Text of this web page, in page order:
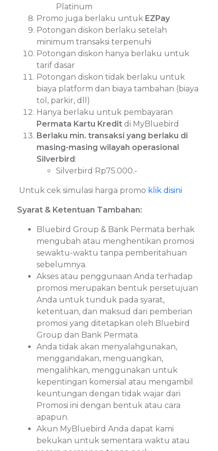
Platinum
Promo juga berlaku untuk EZPay
Potongan diskon berlaku setelah
minimum transaksi terpenuhi
⁠Potongan diskon hanya berlaku untuk
tarif dasar
Potongan diskon tidak berlaku untuk
biaya platform dan biaya tambahan (biaya
tol, parkir, dll)
Hanya berlaku untuk pembayaran
Permata Kartu Kredit di MyBluebird
Berlaku min. transaksi yang berlaku di
masing-masing wilayah operasional
Silverbird:
Silverbird Rp75.000.-
Untuk cek simulasi harga promo klik disini
Syarat & Ketentuan Tambahan:
Bluebird Group & Bank Permata berhak
mengubah atau menghentikan promosi
sewaktu-waktu tanpa pemberitahuan
sebelumnya.
Akses atau penggunaan Anda terhadap
promosi merupakan bentuk persetujuan
Anda untuk tunduk pada syarat,
ketentuan, dan maksud dari pemberian
promosi yang ditetapkan oleh Bluebird
Group dan Bank Permata.
Anda tidak akan menyalahgunakan,
menggandakan, menguangkan,
mengalihkan, menggunakan untuk
kepentingan komersial atau mengambil
keuntungan dengan tidak wajar dari
Promosi ini dengan bentuk atau cara
apapun.
Akun MyBluebird Anda dapat kami
bekukan untuk sementara waktu atau